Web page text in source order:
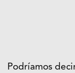
Podríamos